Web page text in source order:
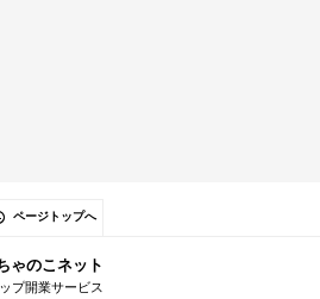
ページトップへ
ゃのこネット
プ開業サービス